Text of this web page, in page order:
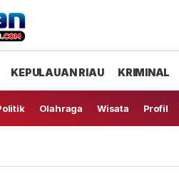
KEPULAUAN RIAU KRIMINAL
Olahraga Wisata Profil